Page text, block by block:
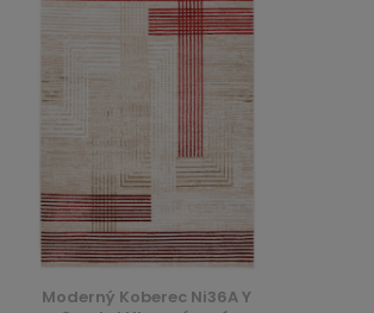
Moderný Koberec Ni36A Y